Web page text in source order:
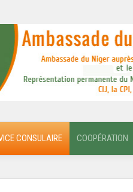
CONSULAIRE COOPÉRATION